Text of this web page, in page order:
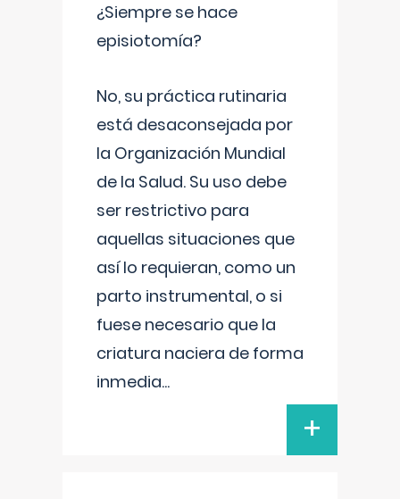
¿Siempre se hace
episiotomía?
No, su práctica rutinaria
está desaconsejada por
la Organización Mundial
de la Salud. Su uso debe
ser restrictivo para
aquellas situaciones que
así lo requieran, como un
parto instrumental, o si
fuese necesario que la
criatura naciera de forma
inmedia...
+